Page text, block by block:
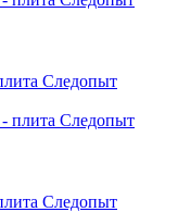
Следопыт
Следопыт